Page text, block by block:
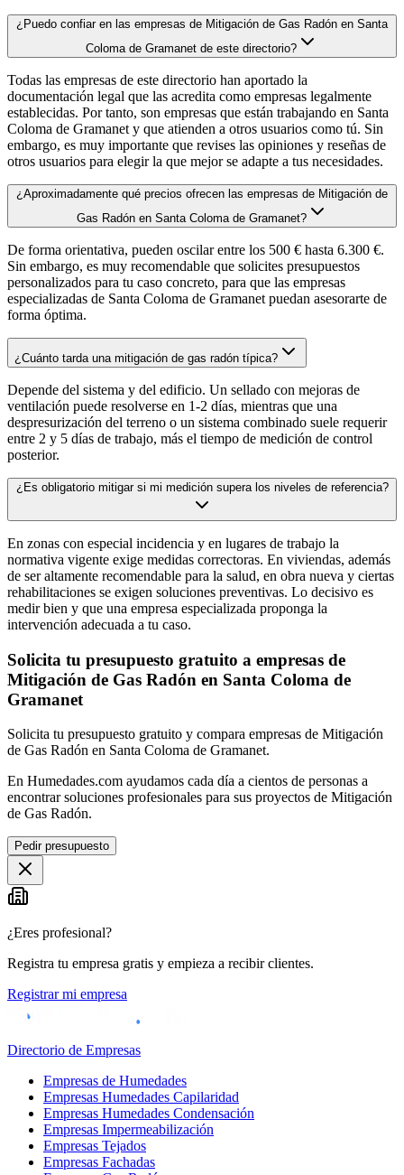
¿Puedo confiar en las empresas de Mitigación de Gas Radón en Santa
Coloma de Gramanet de este directorio?
Todas las empresas de este directorio han aportado la
documentación legal que las acredita como empresas legalmente
establecidas. Por tanto, son empresas que están trabajando en Santa
Coloma de Gramanet y que atienden a otros usuarios como tú. Sin
embargo, es muy importante que revises las opiniones y reseñas de
otros usuarios para elegir la que mejor se adapte a tus necesidades.
¿Aproximadamente qué precios ofrecen las empresas de Mitigación de
Gas Radón en Santa Coloma de Gramanet?
De forma orientativa, pueden oscilar entre los 500 € hasta 6.300 €.
Sin embargo, es muy recomendable que solicites presupuestos
personalizados para tu caso concreto, para que las empresas
especializadas de Santa Coloma de Gramanet puedan asesorarte de
forma óptima.
¿Cuánto tarda una mitigación de gas radón típica?
Depende del sistema y del edificio. Un sellado con mejoras de
ventilación puede resolverse en 1-2 días, mientras que una
despresurización del terreno o un sistema combinado suele requerir
entre 2 y 5 días de trabajo, más el tiempo de medición de control
posterior.
¿Es obligatorio mitigar si mi medición supera los niveles de referencia?
En zonas con especial incidencia y en lugares de trabajo la
normativa vigente exige medidas correctoras. En viviendas, además
de ser altamente recomendable para la salud, en obra nueva y ciertas
rehabilitaciones se exigen soluciones preventivas. Lo decisivo es
medir bien y que una empresa especializada proponga la
intervención adecuada a tu caso.
Solicita tu presupuesto gratuito a empresas de
Mitigación de Gas Radón en Santa Coloma de
Gramanet
Solicita tu presupuesto gratuito y compara empresas de Mitigación
de Gas Radón en Santa Coloma de Gramanet.
En Humedades.com ayudamos cada día a cientos de personas a
encontrar soluciones profesionales para sus proyectos de Mitigación
de Gas Radón.
Pedir presupuesto
¿Eres profesional?
Registra tu empresa gratis y empieza a recibir clientes.
Registrar mi empresa
Directorio de Empresas
Empresas de Humedades
Empresas Humedades Capilaridad
Empresas Humedades Condensación
Empresas Impermeabilización
Empresas Tejados
Empresas Fachadas